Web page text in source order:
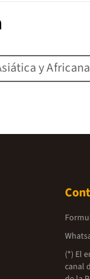
y Africana
(*) El
canal